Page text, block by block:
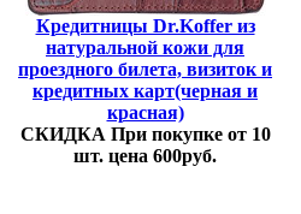
Кредитницы Dr.Koffer из
натуральной кожи для
проездного билета, визиток и
кредитных карт(черная и
красная)
СКИДКА При покупке от 10
шт. цена 600руб.